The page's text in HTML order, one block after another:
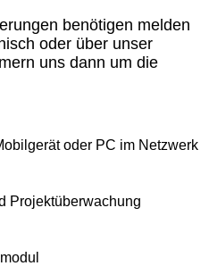
benötigen melden
oder über unser
uns dann um die
oder PC im Netzwerk
Projektüberwachung